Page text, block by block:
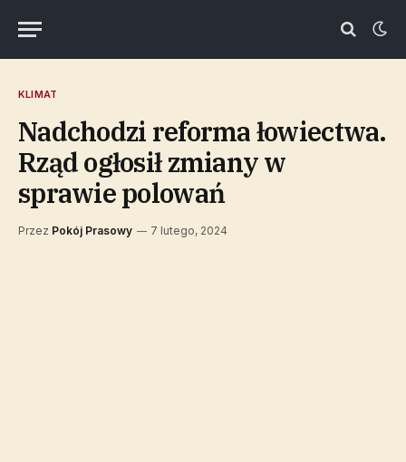
KLIMAT
Nadchodzi reforma łowiectwa.
Rząd ogłosił zmiany w
sprawie polowań
Przez Pokój Prasowy 7 lutego, 2024